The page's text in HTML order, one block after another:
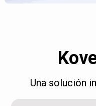
Una solución